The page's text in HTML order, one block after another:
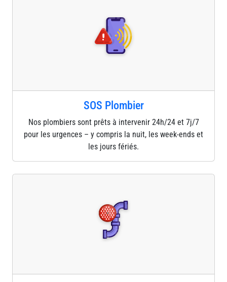
SOS Plombier
Nos plombiers sont prêts à intervenir 24h/24 et 7j/7
pour les urgences – y compris la nuit, les week-ends et
les jours fériés.